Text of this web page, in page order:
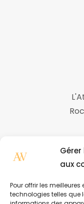
aux
Pour offrir les
technologies telles que